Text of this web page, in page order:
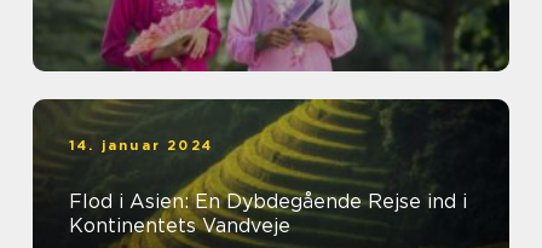
14. januar 2024
Flod i Asien: En Dybdegående Rejse ind i
Kontinentets Vandveje